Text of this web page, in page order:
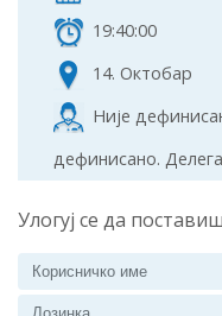
19:40:00
14. Октобар
Није
дефинисано.
Улогуј се да